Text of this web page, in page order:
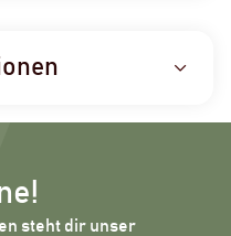
steht dir unser